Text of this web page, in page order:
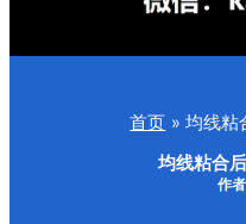
首页 均线粘
均线粘合
作者